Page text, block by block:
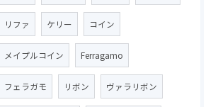
リファ ケリー コイン
メイプルコイン Ferragamo
フェラガモ リボン ヴァラリボン